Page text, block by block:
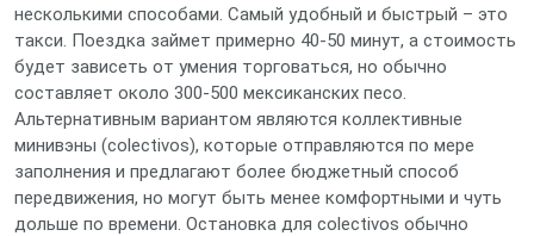
несколькими способами. Самый удобный и быстрый – это
такси. Поездка займет примерно 40-50 минут, а стоимость
будет зависеть от умения торговаться, но обычно
составляет около 300-500 мексиканских песо.
Альтернативным вариантом являются коллективные
минивэны (colectivos), которые отправляются по мере
заполнения и предлагают более бюджетный способ
передвижения, но могут быть менее комфортными и чуть
дольше по времени. Остановка для colectivos обычно